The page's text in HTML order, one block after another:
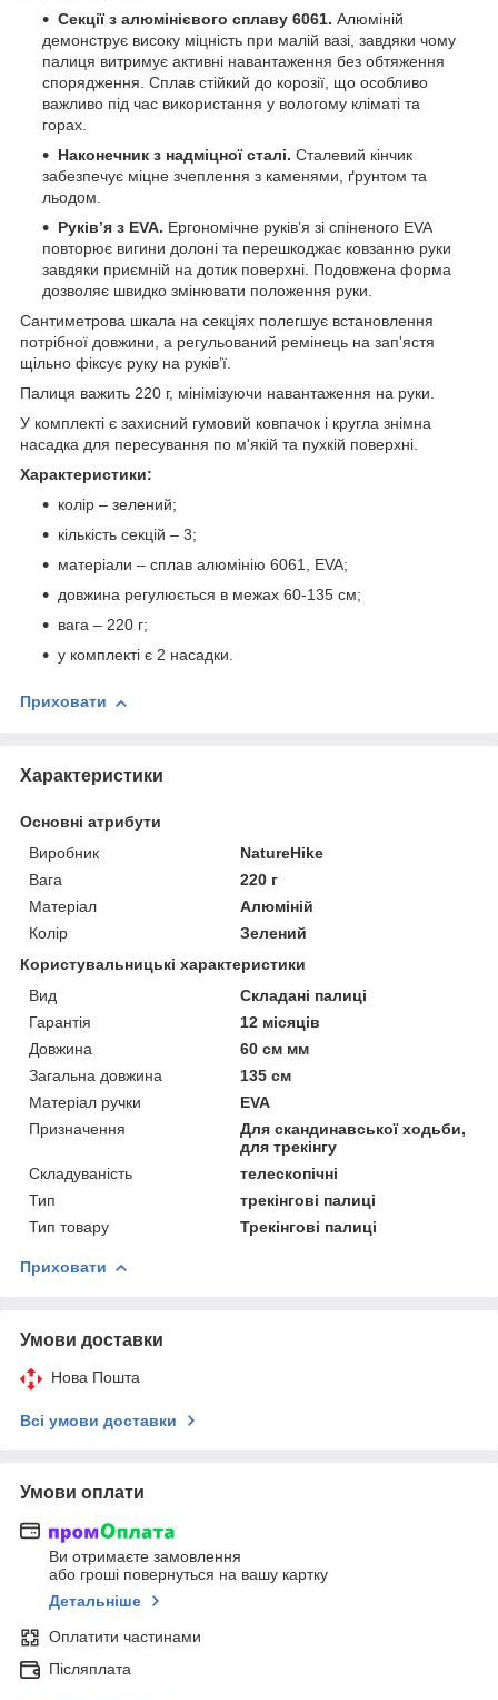
Секції з алюмінієвого сплаву 6061. Алюміній
демонструє високу міцність при малій вазі, завдяки чому
палиця витримує активні навантаження без обтяження
спорядження. Сплав стійкий до корозії, що особливо
важливо під час використання у вологому кліматі та
горах.
Наконечник з надміцної сталі. Сталевий кінчик
забезпечує міцне зчеплення з каменями, ґрунтом та
льодом.
Руківʼя з EVA. Ергономічне руківʼя зі спіненого EVA
повторює вигини долоні та перешкоджає ковзанню руки
завдяки приємній на дотик поверхні. Подовжена форма
дозволяє швидко змінювати положення руки.
Сантиметрова шкала на секціях полегшує встановлення
потрібної довжини, а регульований ремінець на зап'ястя
щільно фіксує руку на руківʼї.
Палиця важить 220 г, мінімізуючи навантаження на руки.
У комплекті є захисний гумовий ковпачок і кругла знімна
насадка для пересування по м'якій та пухкій поверхні.
Характеристики:
колір – зелений;
кількість секцій – 3;
матеріали – сплав алюмінію 6061, EVA;
довжина регулюється в межах 60-135 см;
вага – 220 г;
у комплекті є 2 насадки.
Приховати
Характеристики
Основні атрибути
Виробник
NatureHike
Вага
220 г
Матеріал
Алюміній
Колір
Зелений
Користувальницькі характеристики
Вид
Складані палиці
Гарантія
12 місяців
Довжина
60 см мм
Загальна довжина
135 см
Матеріал ручки
EVA
Призначення
Для скандинавської ходьби,
для трекінгу
Складуваність
телескопічні
Тип
трекінгові палиці
Тип товару
Трекінгові палиці
Приховати
Умови доставки
Нова Пошта
Всі умови доставки
Умови оплати
Ви отримаєте замовлення
або гроші повернуться на вашу картку
Детальніше
Оплатити частинами
Післяплата